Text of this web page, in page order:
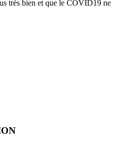
très bien et que le COVID19 ne